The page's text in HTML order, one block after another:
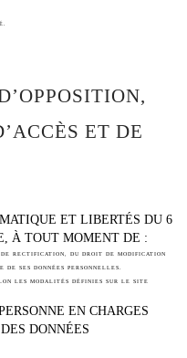
ET DE
ET LIBERTÉS DU 6
À TOUT MOMENT DE :
RECTIFICATION, DU DROIT DE MODIFICATION
DE SES DONNÉES PERSONNELLES.
LES MODALITÉS DÉFINIES SUR LE SITE
EN CHARGES
DONNÉES